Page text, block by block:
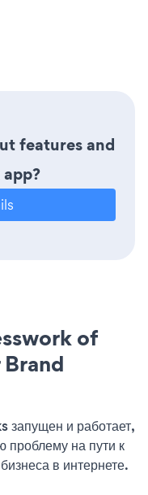
features and
of
и работает,
проблему на пути к
в интернете.